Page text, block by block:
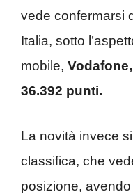
vede confermarsi
Italia, sotto
mobile,
36.392 punti.
La novità invece
classifica, che
posizione,